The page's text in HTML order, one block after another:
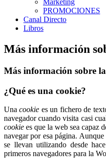
Marketing
PROMOCIONES
Canal Directo
Libros
Más información
Más información sobre
¿Qué es una cookie?
Unacookie es un fichero de
navegador cuando visita casi
cookie es que la web sea capaz
navegar por esa página.
se llevan utilizando desde
primeros navegadores para la